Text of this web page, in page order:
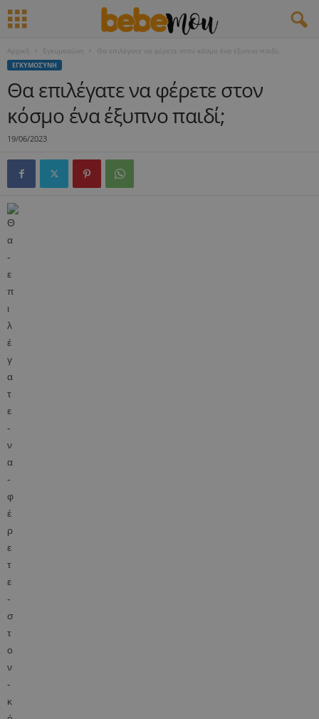
Αρχική Εγκυμοσύνη Θα επιλέγατε να φέρετε στον κόσμο ένα έξυπνο παιδί;
ΕΓΚΥΜΟΣΎΝΗ
Θα επιλέγατε να φέρετε στον
κόσμο ένα έξυπνο παιδί;
19/06/2023